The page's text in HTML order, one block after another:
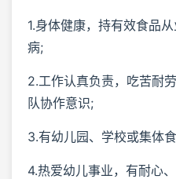
1.身体健康，持有效食品
病;
2.工作认真负责，吃苦耐
队协作意识;
3.有幼儿园、学校或集体
4.热爱幼儿事业，有耐心